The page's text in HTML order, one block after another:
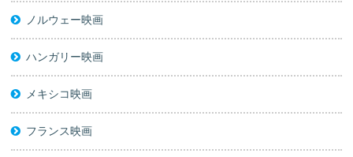
ノルウェー映画
ハンガリー映画
メキシコ映画
フランス映画